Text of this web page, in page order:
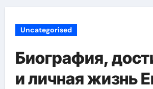
Uncategorised
Биография,
и личная жизнь